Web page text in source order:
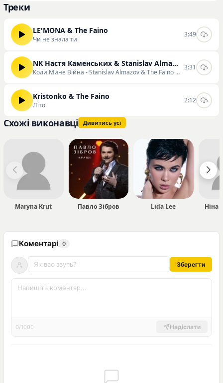
Вiйна - Stanislav Almazov & The Faino Radio Remix» та
на порталі становить 207 разів. Аудиторія
виконавця складається з слухачів, які цікавляться
сучасними українськими релізами та реміксами.
Детальніше ознайомитися з роботами проекту,
високій якості ви можете безпосередньо на сторінці
виконавця на нашому сайті.
Треки
LE'MONA & The Faino
Чи не знала ти
3:49
NK Настя Каменських & Stanislav Almazov & The Faino
Коли Мине Вiйна - Stanislav Almazov & The Faino Radio Remix
3:31
Kristonko & The Faino
Літо
2:12
Схожі виконавці Дивитись усі
Maryna Krut Павло Зібров Lida Lee Ніна
Коментарі 0
Зберегти
0/1000 Надіслати